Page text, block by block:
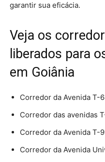
garantir sua eficácia.
Veja os
liberados para
em Goiânia
Corredor da Avenida T-
Corredor das avenidas
Corredor da Avenida T-9
Corredor da Avenida